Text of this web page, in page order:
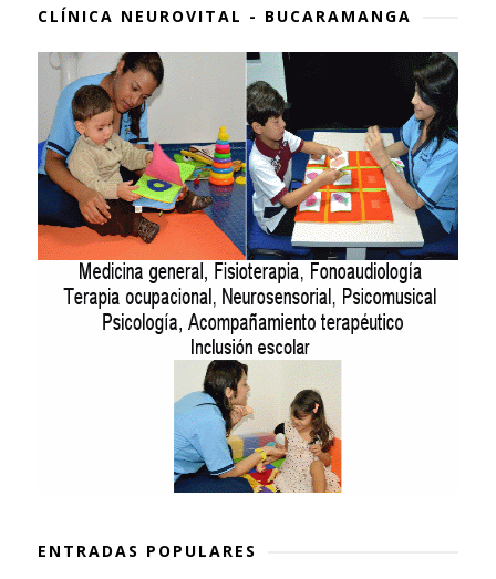
CLÍNICA NEUROVITAL - BUCARAMANGA
ENTRADAS POPULARES